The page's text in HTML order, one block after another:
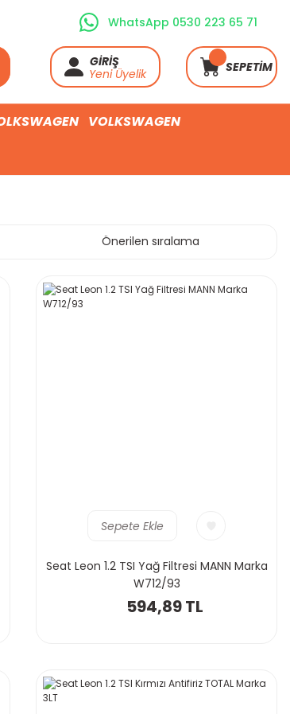
WhatsApp 0530 223 65 71
GİRİŞ
Yeni Üyelik
SEPETİM
VOLKSWAGEN
Sepete Ekle
Seat Leon 1.2 TSI Yağ Filtresi MANN Marka
W712/93
594,89 TL